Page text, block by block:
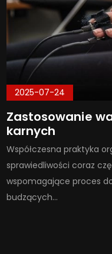
2025-07-24
Zastosowanie
karnych
Współczesna praktyka
sprawiedliwości coraz
wspomagające proces
budzących…